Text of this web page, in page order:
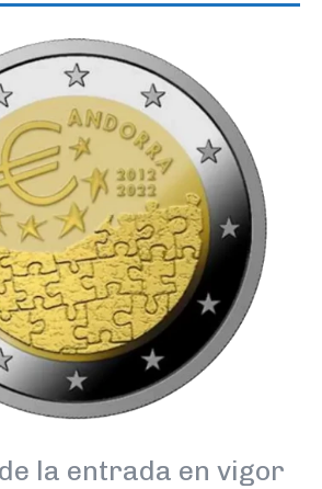
la entrada en vigor